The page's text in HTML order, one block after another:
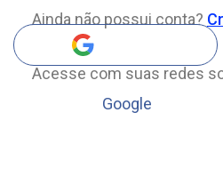
Ainda não possui conta?
Acesse com suas redes
Google